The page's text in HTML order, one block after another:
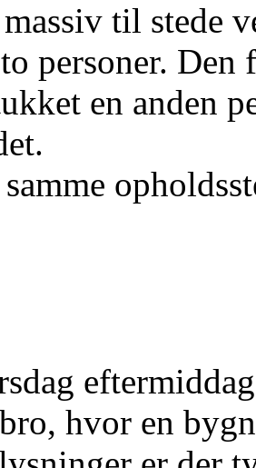
til stede
personer. Den
en anden
hvor en